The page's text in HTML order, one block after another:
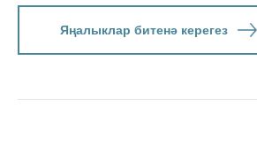
Яңалыклар битенә керегез